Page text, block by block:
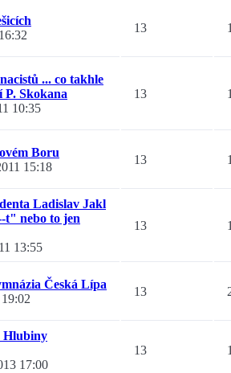
13
... co takhle
P. Skokana
10:35
13
Boru
15:18
13
Ladislav Jakl
t" nebo to jen
13:55
13
Česká Lípa
13
Hlubiny
17:00
13